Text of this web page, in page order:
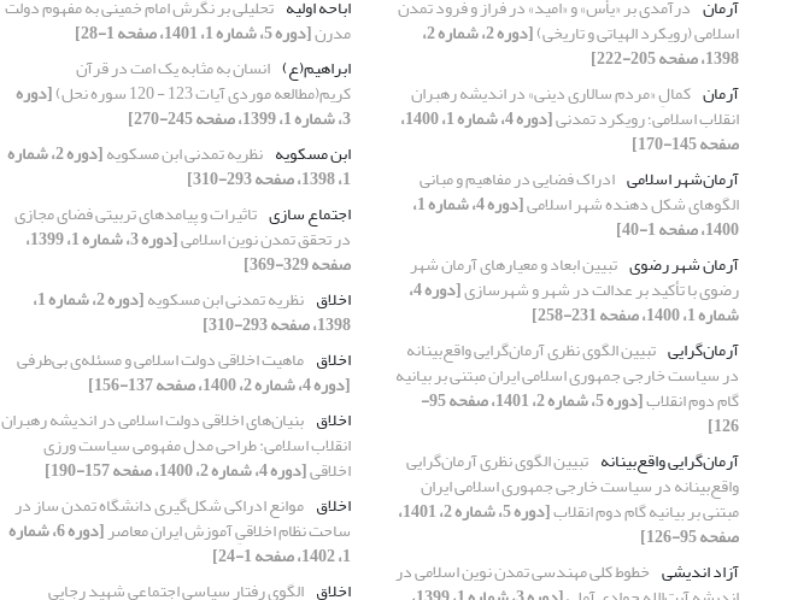
آرمان درآمدی بر «یأس» و «امید» در فراز و فرود تمدن
اسلامی (رویکرد الهیاتی و تاریخی) [دوره 2، شماره 2،
1398، صفحه 205-222]
آرمان کمالِ «مردم سالاری دینی» در اندیشه رهبران
انقلاب اسلامی؛ رویکرد تمدنی [دوره 4، شماره 1، 1400،
صفحه 145-170]
آرمان‌شهر اسلامی ادراک فضایی در مفاهیم و مبانی
الگوهای شکل دهنده شهر اسلامی [دوره 4، شماره 1،
1400، صفحه 1-40]
آرمان شهر رضوی تبیین ابعاد و معیارهای آرمان شهر
رضوی با تأکید بر عدالت در شهر و شهرسازی [دوره 4،
شماره 1، 1400، صفحه 231-258]
آرمان‌گرایی تبیین الگوی نظری آرمان‌گرایی واقع‌بینانه
در سیاست خارجی جمهوری اسلامی ایران مبتنی بر بیانیه
گام دوم انقلاب [دوره 5، شماره 2، 1401، صفحه 95-
126]
آرمان‌گرایی واقع‌بینانه تبیین الگوی نظری آرمان‌گرایی
واقع‌بینانه در سیاست خارجی جمهوری اسلامی ایران
مبتنی بر بیانیه گام دوم انقلاب [دوره 5، شماره 2، 1401،
صفحه 95-126]
آزاد اندیشی خطوط کلی مهندسی تمدن نوین اسلامی در
اباحه اولیه تحلیلی بر نگرش امام خمینی به مفهوم دولت
مدرن[دوره 5، شماره 1، 1401، صفحه 1-28]
ابراهیم(ع) انسان به مثابه یک امت در قرآن
کریم(مطالعه موردی آیات 123 - 120 سوره نحل) [دوره
3، شماره 1، 1399، صفحه 245-270]
ابن مسکویه نظریه تمدنی ابن مسکویه [دوره 2، شماره
1، 1398، صفحه 293-310]
اجتماع سازی تاثیرات و پیامدهای تربیتی فضای مجازی
در تحقق تمدن نوین اسلامی [دوره 3، شماره 1، 1399،
صفحه 329-369]
اخلاق نظریه تمدنی ابن مسکویه [دوره 2، شماره 1،
1398، صفحه 293-310]
اخلاق ماهیت اخلاقی دولت اسلامی و مسئله‌ی بی‌طرفی
[دوره 4، شماره 2، 1400، صفحه 137-156]
اخلاق بنیان‌های اخلاقی دولت اسلامی در اندیشه رهبران
انقلاب اسلامی: طراحی مدل مفهومی سیاست ورزی
اخلاقی[دوره 4، شماره 2، 1400، صفحه 157-190]
اخلاق موانع ادراکی شکل‌گیری دانشگاه تمدن ساز در
ساحت نظام اخلاقیِ آموزش ایران معاصر [دوره 6، شماره
1، 1402، صفحه 1-24]
اخلاق الگوی رفتار سیاسی اجتماعی شهید رجایی